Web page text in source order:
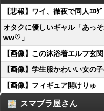
【悲報】ワイ、徹夜で同人ｴﾛ
オタクに優しいギャル「あっ
ww♡」
【画像】この沐浴着エルフ玄
【画像】学生服かわいい女の
【画像】フィギュア開けりゅ
スマブラ屋さん